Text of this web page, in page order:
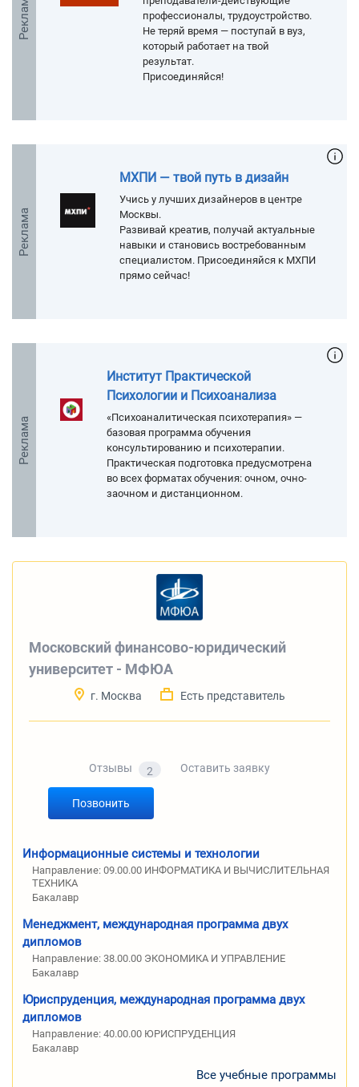
Реклама
профессионалы, трудоустройство.
Не теряй время — поступай в вуз,
который работает на твой
результат.
Присоединяйся!
Реклама
МХПИ — твой путь в дизайн
Учись у лучших дизайнеров в центре
Москвы.
Развивай креатив, получай актуальные
навыки и становись востребованным
специалистом. Присоединяйся к МХПИ
прямо сейчас!
Реклама
Институт Практической
Психологии и Психоанализа
«Психоаналитическая психотерапия» —
базовая программа обучения
консультированию и психотерапии.
Практическая подготовка предусмотрена
во всех форматах обучения: очном, очно-
заочном и дистанционном.
Московский финансово-юридический
университет - МФЮА
г. Москва Есть представитель
Отзывы 2 Оставить заявку
Позвонить
Информационные системы и технологии
Направление: 09.00.00 ИНФОРМАТИКА И ВЫЧИСЛИТЕЛЬНАЯ
ТЕХНИКА
Бакалавр
Менеджмент, международная программа двух
дипломов
Направление: 38.00.00 ЭКОНОМИКА И УПРАВЛЕНИЕ
Бакалавр
Юриспруденция, международная программа двух
дипломов
Направление: 40.00.00 ЮРИСПРУДЕНЦИЯ
Бакалавр
Все учебные программы